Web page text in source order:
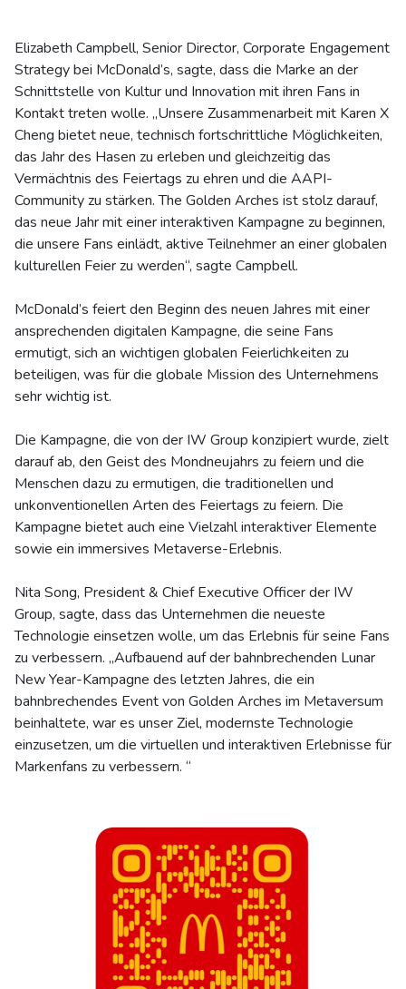
Elizabeth Campbell, Senior Director, Corporate Engagement
Strategy bei McDonald’s, sagte, dass die Marke an der
Schnittstelle von Kultur und Innovation mit ihren Fans in
Kontakt treten wolle. „Unsere Zusammenarbeit mit Karen X
Cheng bietet neue, technisch fortschrittliche Möglichkeiten,
das Jahr des Hasen zu erleben und gleichzeitig das
Vermächtnis des Feiertags zu ehren und die AAPI-
Community zu stärken. The Golden Arches ist stolz darauf,
das neue Jahr mit einer interaktiven Kampagne zu beginnen,
die unsere Fans einlädt, aktive Teilnehmer an einer globalen
kulturellen Feier zu werden“, sagte Campbell.
McDonald’s feiert den Beginn des neuen Jahres mit einer
ansprechenden digitalen Kampagne, die seine Fans
ermutigt, sich an wichtigen globalen Feierlichkeiten zu
beteiligen, was für die globale Mission des Unternehmens
sehr wichtig ist.
Die Kampagne, die von der IW Group konzipiert wurde, zielt
darauf ab, den Geist des Mondneujahrs zu feiern und die
Menschen dazu zu ermutigen, die traditionellen und
unkonventionellen Arten des Feiertags zu feiern. Die
Kampagne bietet auch eine Vielzahl interaktiver Elemente
sowie ein immersives Metaverse-Erlebnis.
Nita Song, President & Chief Executive Officer der IW
Group, sagte, dass das Unternehmen die neueste
Technologie einsetzen wolle, um das Erlebnis für seine Fans
zu verbessern. „Aufbauend auf der bahnbrechenden Lunar
New Year-Kampagne des letzten Jahres, die ein
bahnbrechendes Event von Golden Arches im Metaversum
beinhaltete, war es unser Ziel, modernste Technologie
einzusetzen, um die virtuellen und interaktiven Erlebnisse für
Markenfans zu verbessern. “